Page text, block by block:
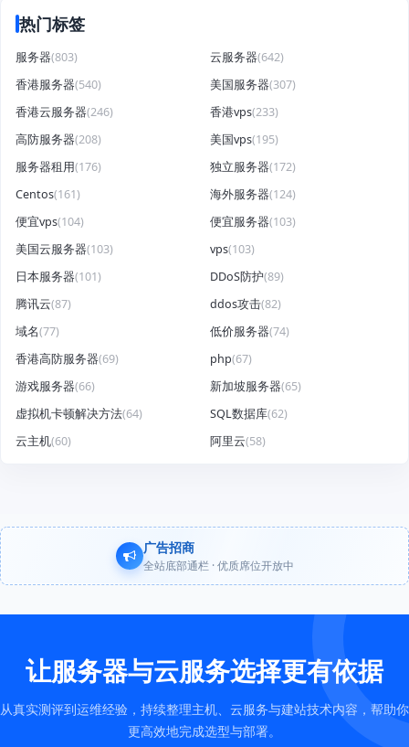
热门标签
服务器(803) 云服务器(642)
香港服务器(540) 美国服务器(307)
香港云服务器(246) 香港vps(233)
高防服务器(208) 美国vps(195)
服务器租用(176) 独立服务器(172)
Centos(161) 海外服务器(124)
便宜vps(104) 便宜服务器(103)
美国云服务器(103) vps(103)
日本服务器(101) DDoS防护(89)
腾讯云(87) ddos攻击(82)
域名(77) 低价服务器(74)
香港高防服务器(69) php(67)
游戏服务器(66) 新加坡服务器(65)
虚拟机卡顿解决方法(64) SQL数据库(62)
云主机(60) 阿里云(58)
广告招商
全站底部通栏 · 优质席位开放中
让服务器与云服务选择更有依据
从真实测评到运维经验，持续整理主机、云服务与建站技术内容，帮助你
更高效地完成选型与部署。